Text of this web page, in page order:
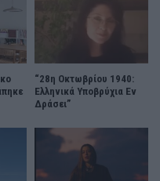
“28η Οκτωβρίου 1940:
Ελληνικά Υποβρύχια Εν
Δράσει”